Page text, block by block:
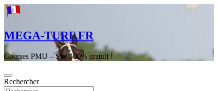
Aller
au
MEGA-TURF.FR
Courses PMU – Site 100% gratuit !
Rechercher